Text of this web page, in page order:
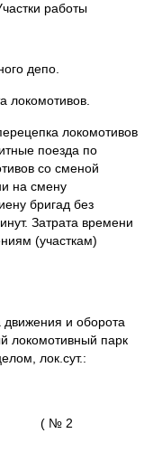
депо.
локомотивов
поезда по
со сменой
на смену
бригад без
Затрата времени
(участкам)
и оборота
локомотивный парк
лок.сут.:
2